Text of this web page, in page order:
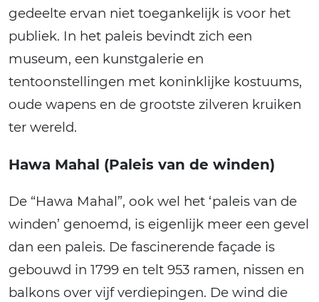
gedeelte ervan niet toegankelijk is voor het
publiek. In het paleis bevindt zich een
museum, een kunstgalerie en
tentoonstellingen met koninklijke kostuums,
oude wapens en de grootste zilveren kruiken
ter wereld.
Hawa Mahal (Paleis van de winden)
De “Hawa Mahal”, ook wel het ‘paleis van de
winden’ genoemd, is eigenlijk meer een gevel
dan een paleis. De fascinerende façade is
gebouwd in 1799 en telt 953 ramen, nissen en
balkons over vijf verdiepingen. De wind die